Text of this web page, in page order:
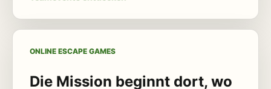
ONLINE ESCAPE GAMES
Die Mission beginnt dort, wo